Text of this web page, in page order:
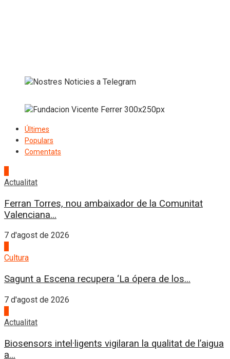
Últimes
Populars
Comentats
Actualitat
Ferran Torres, nou ambaixador de la Comunitat
Valenciana...
7 d'agost de 2026
Cultura
Sagunt a Escena recupera ‘La ópera de los...
7 d'agost de 2026
Actualitat
Biosensors intel·ligents vigilaran la qualitat de l’aigua
a...